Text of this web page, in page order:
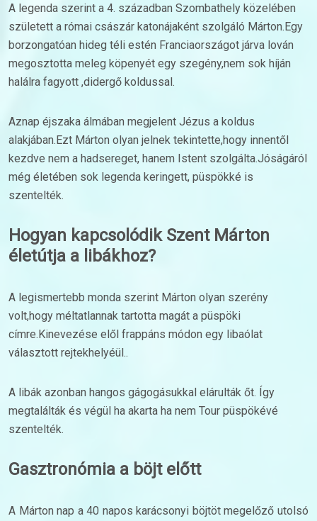
A legenda szerint a 4. században Szombathely közelében
született a római császár katonájaként szolgáló Márton.Egy
borzongatóan hideg téli estén Franciaországot járva lován
megosztotta meleg köpenyét egy szegény,nem sok híján
halálra fagyott ,didergő koldussal.
Aznap éjszaka álmában megjelent Jézus a koldus
alakjában.Ezt Márton olyan jelnek tekintette,hogy innentől
kezdve nem a hadsereget, hanem Istent szolgálta.Jóságáról
még életében sok legenda keringett, püspökké is
szentelték.
Hogyan kapcsolódik Szent Márton
életútja a libákhoz?
A legismertebb monda szerint Márton olyan szerény
volt,hogy méltatlannak tartotta magát a püspöki
címre.Kinevezése elől frappáns módon egy libaólat
választott rejtekhelyéül..
A libák azonban hangos gágogásukkal elárulták őt. Így
megtalálták és végül ha akarta ha nem Tour püspökévé
szentelték.
Gasztronómia a böjt előtt
A Márton nap a 40 napos karácsonyi böjtöt megelőző utolsó